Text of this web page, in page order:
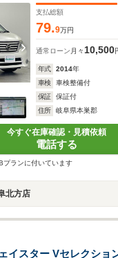
支払総額
79.9万円
通常ローン 月々 10,500
年式 2014年
車検
車検整備付
保証
保証付
住所
岐阜県本巣郡
今すぐ在庫確認・見積依頼
電話する
プランに付いています
北方店
イスター Vセレクショ